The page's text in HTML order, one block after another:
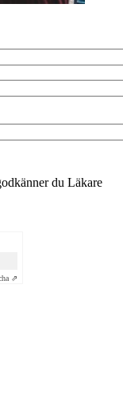
du Läkare
⇗